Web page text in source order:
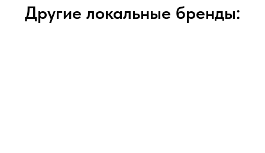
Другие локальные бренды: